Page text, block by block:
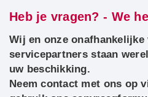
Heb je vragen? - We
Wij en onze onafhankelijke
servicepartners staan
uw beschikking.
Neem contact met ons op